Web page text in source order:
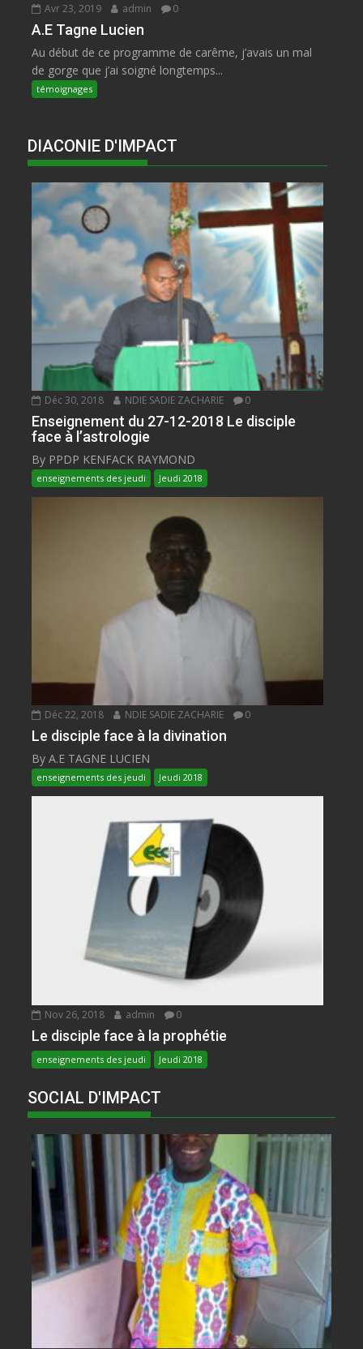
Avr 23, 2019 admin 0
A.E Tagne Lucien
Au début de ce programme de carême, j’avais un mal
de gorge que j’ai soigné longtemps...
témoignages
DIACONIE D'IMPACT
Déc 30, 2018 NDIE SADIE ZACHARIE 0
Enseignement du 27-12-2018 Le disciple
face à l’astrologie
By PPDP KENFACK RAYMOND
enseignements des jeudi Jeudi 2018
Déc 22, 2018 NDIE SADIE ZACHARIE 0
Le disciple face à la divination
By A.E TAGNE LUCIEN
enseignements des jeudi Jeudi 2018
Nov 26, 2018 admin 0
Le disciple face à la prophétie
enseignements des jeudi Jeudi 2018
SOCIAL D'IMPACT